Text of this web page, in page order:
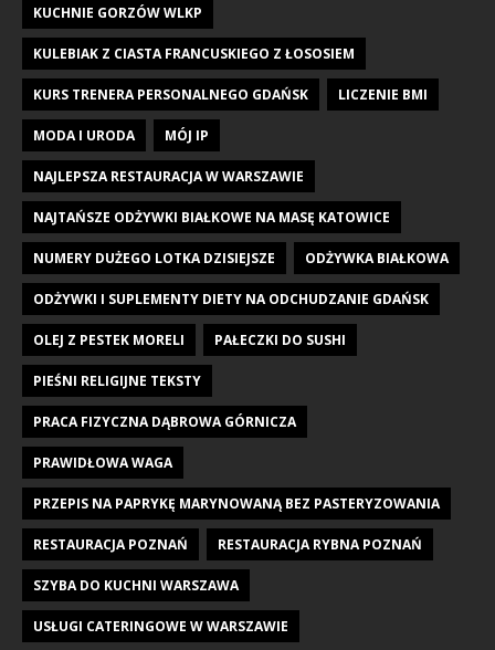
KUCHNIE GORZÓW WLKP
KULEBIAK Z CIASTA FRANCUSKIEGO Z ŁOSOSIEM
KURS TRENERA PERSONALNEGO GDAŃSK LICZENIE BMI
MODA I URODA MÓJ IP
NAJLEPSZA RESTAURACJA W WARSZAWIE
NAJTAŃSZE ODŻYWKI BIAŁKOWE NA MASĘ KATOWICE
NUMERY DUŻEGO LOTKA DZISIEJSZE ODŻYWKA BIAŁKOWA
ODŻYWKI I SUPLEMENTY DIETY NA ODCHUDZANIE GDAŃSK
OLEJ Z PESTEK MORELI PAŁECZKI DO SUSHI
PIEŚNI RELIGIJNE TEKSTY
PRACA FIZYCZNA DĄBROWA GÓRNICZA
PRAWIDŁOWA WAGA
PRZEPIS NA PAPRYKĘ MARYNOWANĄ BEZ PASTERYZOWANIA
RESTAURACJA POZNAŃ RESTAURACJA RYBNA POZNAŃ
SZYBA DO KUCHNI WARSZAWA
USŁUGI CATERINGOWE W WARSZAWIE